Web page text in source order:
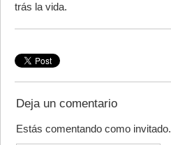
trás la vida.
Deja un comentario
Estás comentando como invitado.